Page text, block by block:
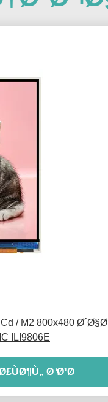
Cd / M2 800x480
ILI9806E
Ø³Ø¹Ø±